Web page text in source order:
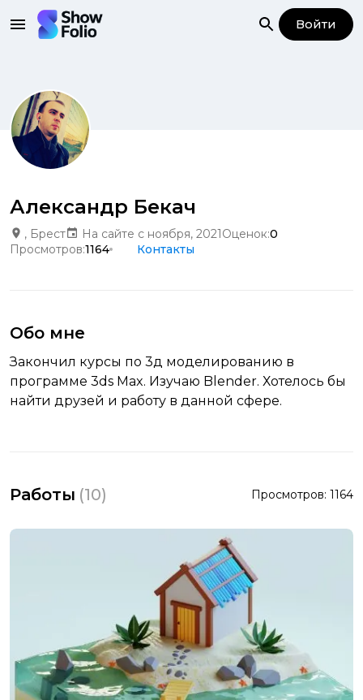
Войти
Александр Бекач
, Брест На сайте с ноября, 2021Оценок:0
Просмотров:1164 Контакты
Обо мне
Закончил курсы по 3д моделированию в
программе 3ds Max. Изучаю Blender. Хотелось бы
найти друзей и работу в данной сфере.
Работы (10) Просмотров: 1164